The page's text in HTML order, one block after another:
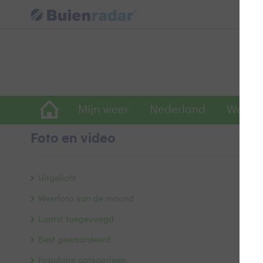
Mijn weer Nederland
Foto en video
Uitgelicht
Weerfoto van de maand
Laatst toegevoegd
Best gewaardeerd
Populaire categorieën